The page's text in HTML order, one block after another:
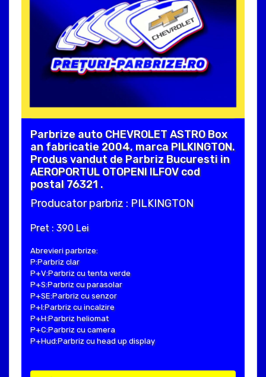
Parbrize auto CHEVROLET ASTRO Box
an fabricatie 2004, marca PILKINGTON.
Produs vandut de Parbriz Bucuresti in
AEROPORTUL OTOPENI ILFOV cod
postal 76321 .
Producator parbriz : PILKINGTON
Pret : 390 Lei
Abrevieri parbrize:
P:Parbriz clar
P+V:Parbriz cu tenta verde
P+S:Parbriz cu parasolar
P+SE:Parbriz cu senzor
P+I:Parbriz cu incalzire
P+H:Parbriz heliomat
P+C:Parbriz cu camera
P+Hud:Parbriz cu head up display